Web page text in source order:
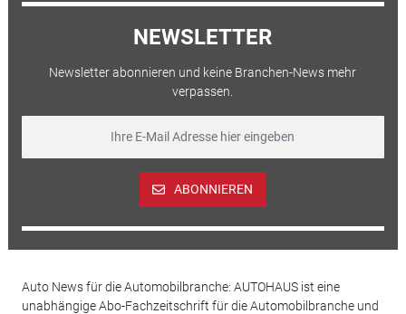
NEWSLETTER
Newsletter abonnieren und keine Branchen-News mehr
verpassen.
ABONNIEREN
Auto News für die Automobilbranche: AUTOHAUS ist eine
unabhängige Abo-Fachzeitschrift für die Automobilbranche und